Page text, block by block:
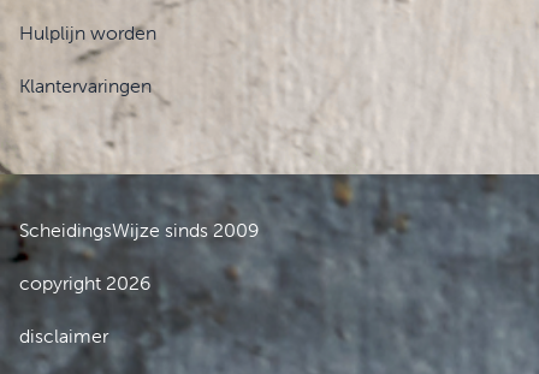
Hulplijn worden
Klantervaringen
ScheidingsWijze sinds 2009
copyright 2026
disclaimer